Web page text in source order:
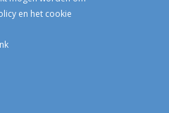
en het cookie